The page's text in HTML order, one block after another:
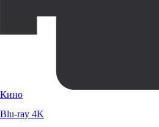
Кино
Blu-ray 4K